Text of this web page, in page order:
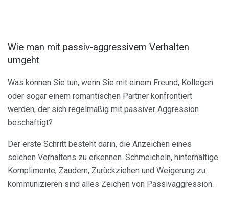
Wie man mit passiv-aggressivem Verhalten
umgeht
Was können Sie tun, wenn Sie mit einem Freund, Kollegen
oder sogar einem romantischen Partner konfrontiert
werden, der sich regelmäßig mit passiver Aggression
beschäftigt?
Der erste Schritt besteht darin, die Anzeichen eines
solchen Verhaltens zu erkennen. Schmeicheln, hinterhältige
Komplimente, Zaudern, Zurückziehen und Weigerung zu
kommunizieren sind alles Zeichen von Passivaggression.